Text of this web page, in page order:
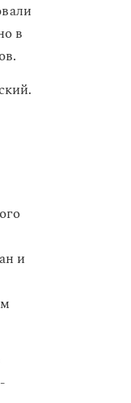
в
и